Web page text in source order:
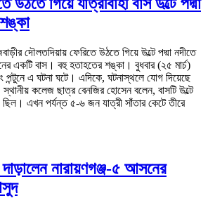
দৌলতদিয়ায় ফেরিতে উঠতে গিয়ে উল্টে পদ্মা নদীতে
একটি বাস। বহু হতাহতের শঙ্কা। বুধবার (২৫ মার্চ)
পন্টুনে এ ঘটনা ঘটে। এদিকে, ঘটনাস্থলে যোগ দিয়েছে
কলেজ ছাত্র বেনজির হোসেন বলেন, বাসটি উল্টে
এখন পর্যন্ত ৫-৬ জন যাত্রী সাঁতার কেটে তীরে
দাড়ালেন নারায়ণগঞ্জ-৫ আসনের